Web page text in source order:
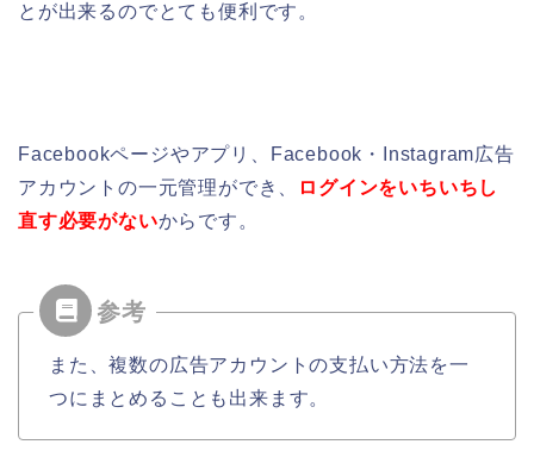
とが出来るのでとても便利です。
Facebookページやアプリ、Facebook・Instagram広告
アカウントの一元管理ができ、
ログインをいちいちし
直す必要がないからです。
また、複数の広告アカウントの支払い方法を一
つにまとめることも出来ます。